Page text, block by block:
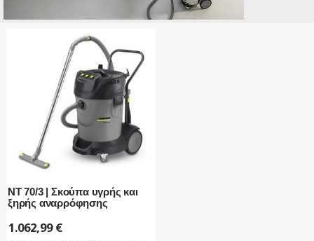
NT 70/3 | Σκούπα υγρής και
ξηρής αναρρόφησης
1.062,99€